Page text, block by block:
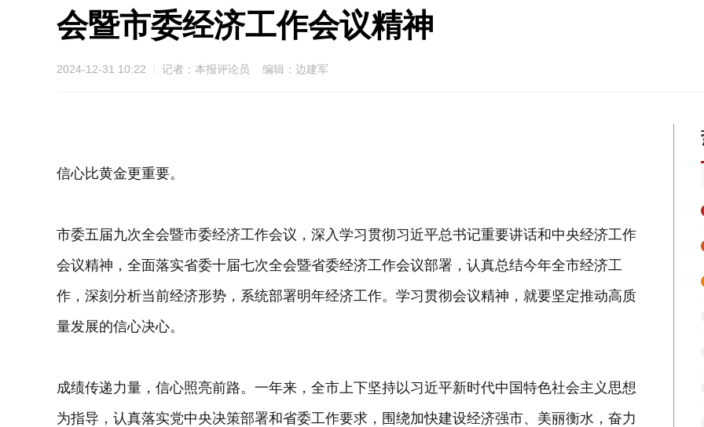
会暨市委经济工作会议精神
2024-12-31 10:22 记者：本报评论员 编辑：边建军
信心比黄金更重要。
市委五届九次全会暨市委经济工作会议，深入学习贯彻习近平总书记重要讲话和中央经济工作
会议精神，全面落实省委十届七次全会暨省委经济工作会议部署，认真总结今年全市经济工
作，深刻分析当前经济形势，系统部署明年经济工作。学习贯彻会议精神，就要坚定推动高质
量发展的信心决心。
成绩传递力量，信心照亮前路。一年来，全市上下坚持以习近平新时代中国特色社会主义思想
为指导，认真落实党中央决策部署和省委工作要求，围绕加快建设经济强市、美丽衡水，奋力